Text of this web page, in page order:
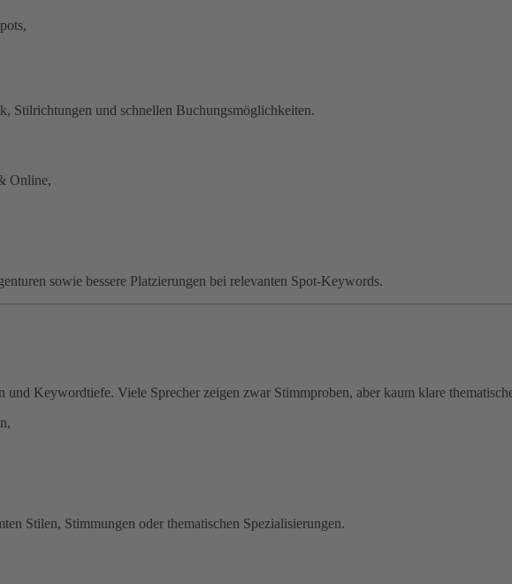
Stilrichtungen und schnellen Buchungsmöglichkeiten.
Online,
sowie bessere Platzierungen bei relevanten Spot-Keywords.
und Keywordtiefe. Viele Sprecher zeigen zwar Stimmproben, aber kaum klare
Stilen, Stimmungen oder thematischen Spezialisierungen.